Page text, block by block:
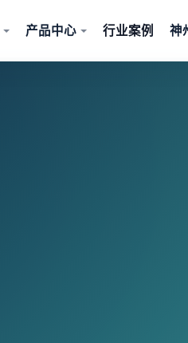
产品中心 行业案例 神